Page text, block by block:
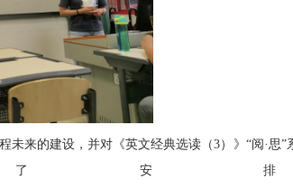
未来的建设，并对《英文经典选读（3）》“阅· 思”
安排